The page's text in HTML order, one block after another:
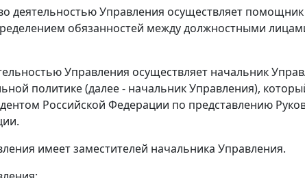
деятельностью Управления осуществляет
обязанностей между должностными
Управления осуществляет начальник
политике (далее - начальник Управления),
Российской Федерации по представлению
имеет заместителей начальника Управления.